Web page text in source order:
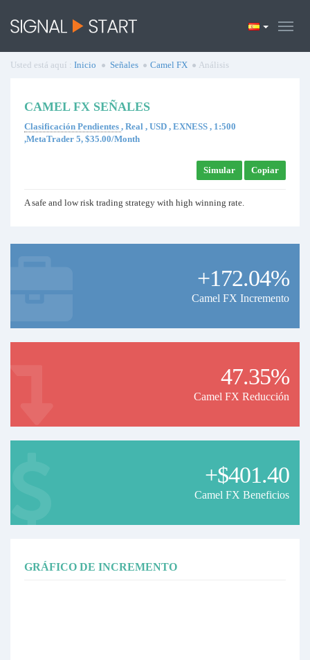
Usted está aquí : Inicio Señales Camel FX Análisis
CAMEL FX SEÑALES
Clasificación Pendientes , Real , USD , EXNESS , 1:500
,MetaTrader 5, $35.00/Month
Simular Copiar
A safe and low risk trading strategy with high winning rate.
+172.04%
Camel FX Incremento
47.35%
Camel FX Reducción
+$401.40
Camel FX Beneficios
GRÁFICO DE INCREMENTO